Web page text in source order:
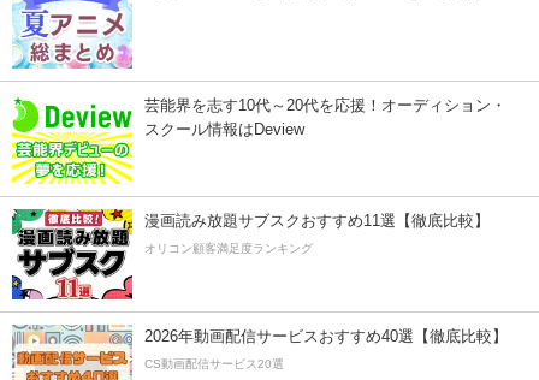
芸能界を志す10代～20代を応援！オーディション・
スクール情報はDeview
漫画読み放題サブスクおすすめ11選【徹底比較】
オリコン顧客満足度ランキング
2026年動画配信サービスおすすめ40選【徹底比較】
CS動画配信サービス20選